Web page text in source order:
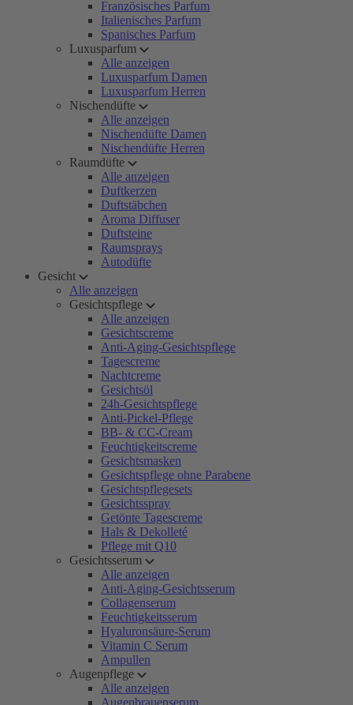
Französisches Parfum
Italienisches Parfum
Spanisches Parfum
Luxusparfum
Alle anzeigen
Luxusparfum Damen
Luxusparfum Herren
Nischendüfte
Alle anzeigen
Nischendüfte Damen
Nischendüfte Herren
Raumdüfte
Alle anzeigen
Duftkerzen
Duftstäbchen
Aroma Diffuser
Duftsteine
Raumsprays
Autodüfte
Gesicht
Alle anzeigen
Gesichtspflege
Alle anzeigen
Gesichtscreme
Anti-Aging-Gesichtspflege
Tagescreme
Nachtcreme
Gesichtsöl
24h-Gesichtspflege
Anti-Pickel-Pflege
BB- & CC-Cream
Feuchtigkeitscreme
Gesichtsmasken
Gesichtspflege ohne Parabene
Gesichtspflegesets
Gesichtsspray
Getönte Tagescreme
Hals & Dekolleté
Pflege mit Q10
Gesichtsserum
Alle anzeigen
Anti-Aging-Gesichtsserum
Collagenserum
Feuchtigkeitsserum
Hyaluronsäure-Serum
Vitamin C Serum
Ampullen
Augenpflege
Alle anzeigen
Augenbrauenserum